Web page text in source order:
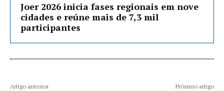
Joer 2026 inicia fases regionais em nove
cidades e reúne mais de 7,3 mil
participantes
Artigo anterior Próximo artigo